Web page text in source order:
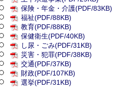
保険・年金・介護(PDF/83KB)
福祉(PDF/88KB)
教育(PDF/88KB)
保健衛生(PDF/40KB)
し尿・ごみ(PDF/31KB)
災害・犯罪(PDF/38KB)
交通(PDF/37KB)
財政(PDF/107KB)
選挙(PDF/31KB)